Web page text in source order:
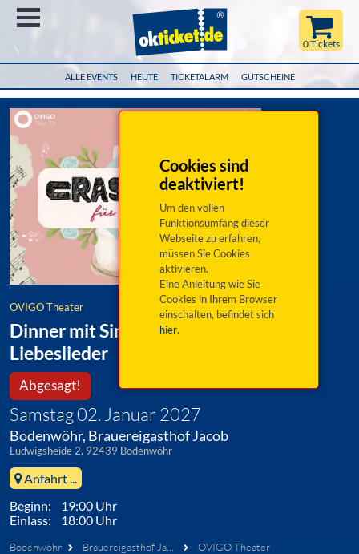
ALLE EVENTS HEUTE TICKETALARM GUTSCHEINE
0 Tickets
Cookies sind
deaktiviert!
Um den vollen
Funktionsumfang dieser
Webseite zu erfahren,
müssen Sie Cookies
aktivieren.
Eine Anleitung wie Sie
Cookies in Ihrem Browser
einschalten, befindet sich
hier.
OVIGO Theater
Dinner mit Singer: Crashkurs für
Liebeslieder
Abgesagt!
Samstag 02. Januar 2027
Bodenwöhr, Brauereigasthof Jacob
Ludwigsheide 2, 92439 Bodenwöhr
Anfahrt ...
Beginn: 19:00 Uhr
Einlass: 18:00 Uhr
Bodenwöhr Brauereigasthof Jacob
OVIGO Theater